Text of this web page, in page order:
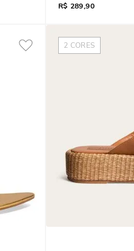
R$ 289,90
2 CORES